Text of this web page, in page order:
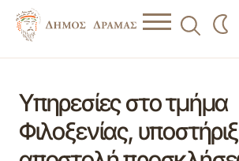
Υπηρεσίες στο τμήμα
Φιλοξενίας,